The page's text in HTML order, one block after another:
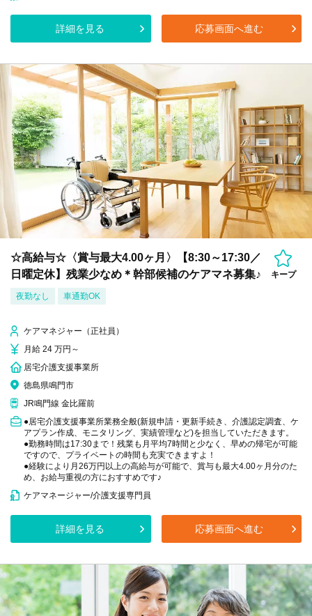
詳細を見る 応募画面へ進む
☆高給与☆〈賞与最大4.00ヶ月〉【8:30～17:30／
日曜定休】残業少なめ＊幹部候補のケアマネ募集♪
キープ
夜勤なし 車通勤OK
ケアマネジャー（正社員）
月給 24 万円～
居宅介護支援事業所
徳島県鳴門市
JR鳴門線 金比羅前
●居宅介護支援事業所業務全般(新規申請・更新手続き、介護認定調査、ケ
アプラン作成、モニタリング、実績管理など)を担当していただきます。
●勤務時間は17:30まで！残業も月平均7時間と少なく、早めの帰宅が可能
ですので、プライベートの時間も充実できますよ！
●経験により月26万円以上の高給与が可能で、賞与も最大4.00ヶ月分のた
め、お給与重視の方におすすめです♪
ケアマネージャー/介護支援専門員
詳細を見る 応募画面へ進む